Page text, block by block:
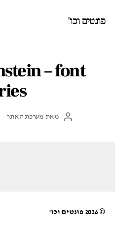
פונטים וכו'
– font
המחבר
מאת מערכת האתר
© 2026 פונטים וכו'